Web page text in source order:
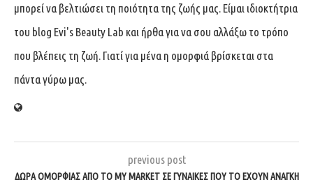
μπορεί να βελτιώσει τη ποιότητα της ζωής μας. Είμαι ιδιοκτήτρια
του blog Evi's Beauty Lab και ήρθα για να σου αλλάξω το τρόπο
που βλέπεις τη ζωή. Γιατί για μένα η ομορφιά βρίσκεται στα
πάντα γύρω μας.
previous post
ΔΏΡΑ ΟΜΟΡΦΙΆΣ ΑΠΌ ΤΟ MY MARKET ΣΕ ΓΥΝΑΊΚΕΣ ΠΟΥ ΤΟ ΈΧΟΥΝ ΑΝΆΓΚΗ